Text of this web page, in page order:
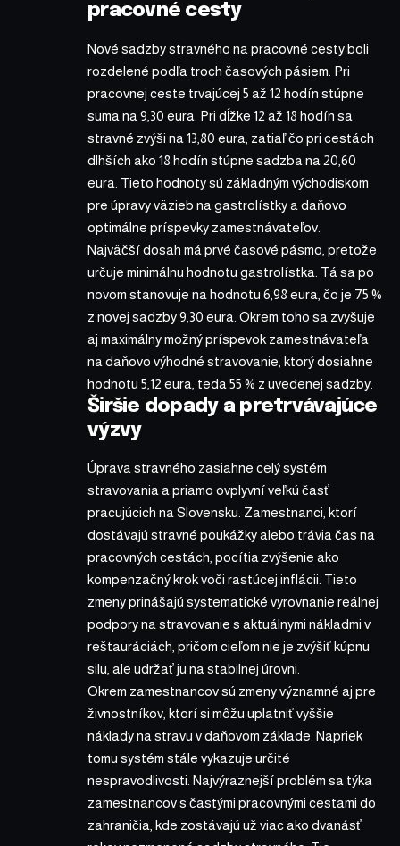
pracovné cesty
Nové sadzby stravného na pracovné cesty boli
rozdelené podľa troch časových pásiem. Pri
pracovnej ceste trvajúcej 5 až 12 hodín stúpne
suma na 9,30 eura. Pri dĺžke 12 až 18 hodín sa
stravné zvýši na 13,80 eura, zatiaľ čo pri cestách
dlhších ako 18 hodín stúpne sadzba na 20,60
eura. Tieto hodnoty sú základným východiskom
pre úpravy väzieb na gastrolístky a daňovo
optimálne príspevky zamestnávateľov.
Najväčší dosah má prvé časové pásmo, pretože
určuje minimálnu hodnotu gastrolístka. Tá sa po
novom stanovuje na hodnotu 6,98 eura, čo je 75 %
z novej sadzby 9,30 eura. Okrem toho sa zvyšuje
aj maximálny možný príspevok zamestnávateľa
na daňovo výhodné stravovanie, ktorý dosiahne
hodnotu 5,12 eura, teda 55 % z uvedenej sadzby.
Širšie dopady a pretrvávajúce
výzvy
Úprava stravného zasiahne celý systém
stravovania a priamo ovplyvní veľkú časť
pracujúcich na Slovensku. Zamestnanci, ktorí
dostávajú stravné poukážky alebo trávia čas na
pracovných cestách, pocítia zvýšenie ako
kompenzačný krok voči rastúcej inflácii. Tieto
zmeny prinášajú systematické vyrovnanie reálnej
podpory na stravovanie s aktuálnymi nákladmi v
reštauráciách, pričom cieľom nie je zvýšiť kúpnu
silu, ale udržať ju na stabilnej úrovni.
Okrem zamestnancov sú zmeny významné aj pre
živnostníkov, ktorí si môžu uplatniť vyššie
náklady na stravu v daňovom základe. Napriek
tomu systém stále vykazuje určité
nespravodlivosti. Najvýraznejší problém sa týka
zamestnancov s častými pracovnými cestami do
zahraničia, kde zostávajú už viac ako dvanásť